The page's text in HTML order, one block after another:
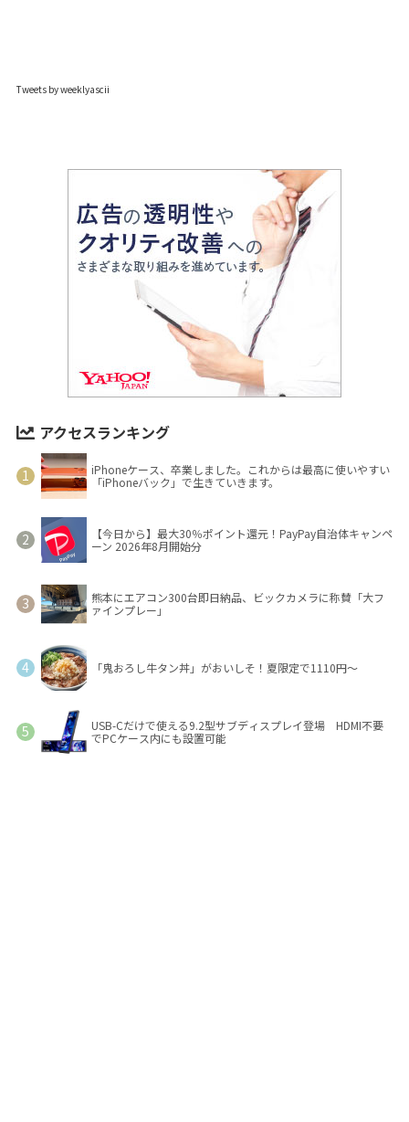
Tweets by weeklyascii
アクセスランキング
iPhoneケース、卒業しました。これからは最高に使いやすい
「iPhoneバック」で生きていきます。
【今日から】最大30％ポイント還元！PayPay自治体キャンペ
ーン 2026年8月開始分
熊本にエアコン300台即日納品、ビックカメラに称賛「大フ
ァインプレー」
「鬼おろし牛タン丼」がおいしそ！夏限定で1110円～
USB-Cだけで使える9.2型サブディスプレイ登場 HDMI不要
でPCケース内にも設置可能